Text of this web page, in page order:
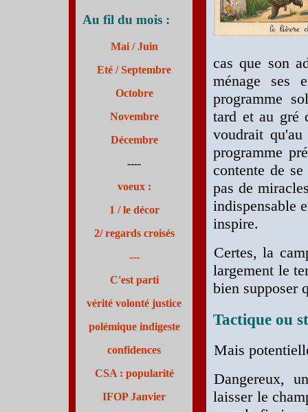
cas que son
ménage ses
programme
tard et au gré
voudrait
programme
contente de
pas de
indispensable
inspire.
Certes, la
largement le
bien supposer
Tactique ou
Mais
Dangereux,
laisser le
Au fil du mois :
Mai / Juin
Eté /Septembre
Octobre
Novembre
Décembre
----
voeux :
1 / le décor
2/ regards croisés
---
C'est parti
vérité volonté justice
polémique indigeste
confidences
CSA : popularité
IFOP Janvier